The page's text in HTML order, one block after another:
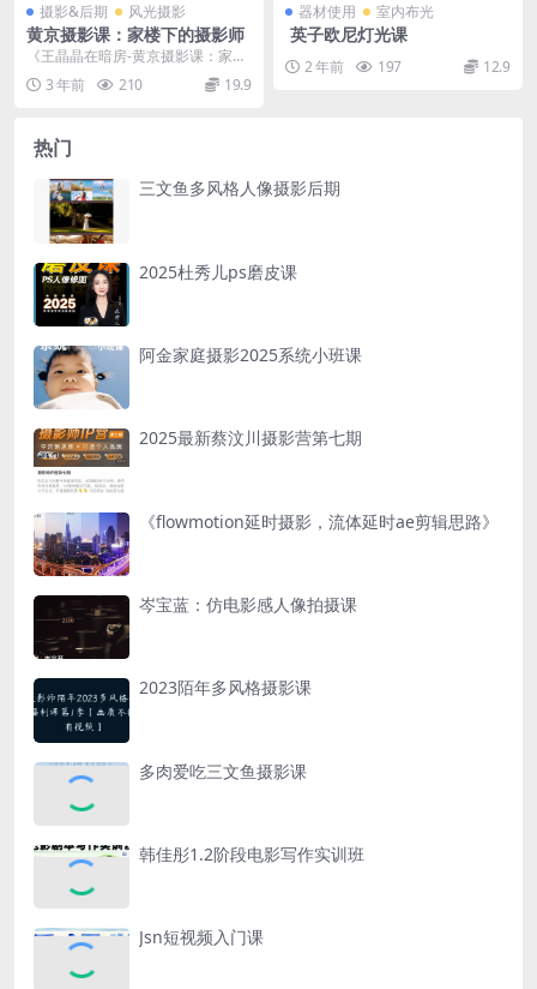
摄影&后期 风光摄影
黄京摄影课：家楼下的摄影师
《王晶晶在暗房-黄京摄影课：家楼
下的摄影师》 王晶晶在暗房-黄京摄
影课：家楼下的...
3 年前 210 19.9
器材使用 室内布光
英子欧尼灯光课
2 年前 197 12.9
热门
三文鱼多风格人像摄影后期
2025杜秀儿ps磨皮课
阿金家庭摄影2025系统小班课
2025最新蔡汶川摄影营第七期
《flowmotion延时摄影，流体延时ae剪辑思路》
岑宝蓝：仿电影感人像拍摄课
2023陌年多风格摄影课
多肉爱吃三文鱼摄影课
韩佳彤1.2阶段电影写作实训班
Jsn短视频入门课